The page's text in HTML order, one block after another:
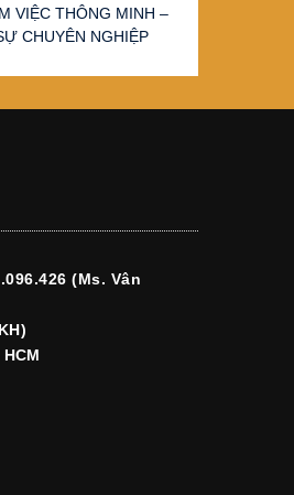
VIỆC THÔNG MINH –
CHUYÊN NGHIỆP
(Ms. Vân